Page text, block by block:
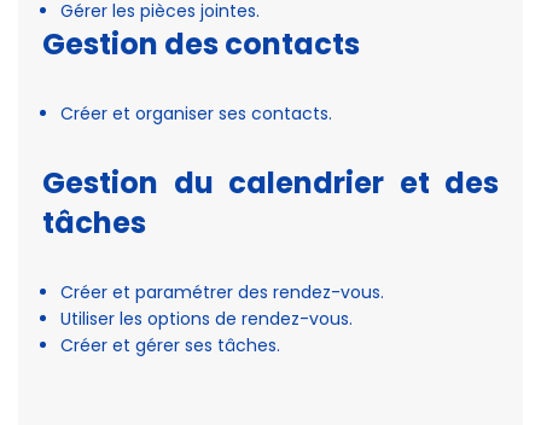
Gérer les pièces jointes.
Gestion des contacts
Créer et organiser ses contacts.
Gestion du calendrier et des
tâches
Créer et paramétrer des rendez-vous.
Utiliser les options de rendez-vous.
Créer et gérer ses tâches.